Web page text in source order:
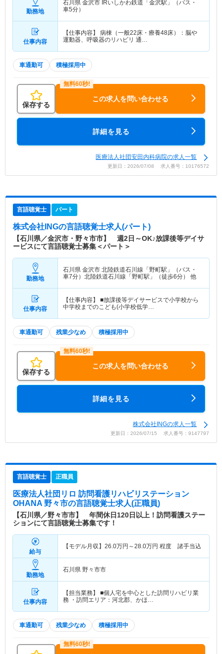
勤務地
石川県 金沢市 IRいしかわ鉄道「金沢駅」（バス・
車5分）
仕事内容
【仕事内容】 病棟（一般22床・療養48床）：脳や
運動器、呼吸器のリハビリ 通…
車通勤可 積極採用中
保存する
この求人を問い合わせる
詳細を見る
医療法人社団安田内科病院の求人一覧
更新日：2026/07/08 求人番号：10176572
言語聴覚士 パート
株式会社INGの言語聴覚士求人(パート)
【石川県／金沢市・野々市市】 週2日～OK♪放課後等デイサ
ービスにて言語聴覚士募集＜パート＞
勤務地
石川県 金沢市 北陸鉄道石川線「野町駅」（バス・
車7分）北陸鉄道石川線「野町駅」（徒歩6分） 他
仕事内容
【仕事内容】 ■放課後等デイサービスで小学校から
中学校までのこども(小学校低学…
車通勤可 残業少なめ 積極採用中
保存する
この求人を問い合わせる
詳細を見る
株式会社INGの求人一覧
更新日：2026/07/15 求人番号：9147797
言語聴覚士 正職員
医療法人社団リロ 訪問看護リハビリステーション
OHANA 野々市の言語聴覚士求人(正職員)
【石川県／野々市市】 年間休日120日以上！訪問看護ステー
ションにて言語聴覚士募集です！
給与
【モデル月収】 26.0万円～28.0万円 程度 諸手当込
勤務地
石川県 野々市市
仕事内容
【担当業務】 ■個人宅を中心とした訪問リハビリ業
務 ・訪問エリア：河北郡、かほ…
車通勤可 残業少なめ 積極採用中